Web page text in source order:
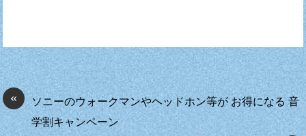
«
ソニーのウォークマンやヘッドホン等が お得になる 音
学割キャンペーン